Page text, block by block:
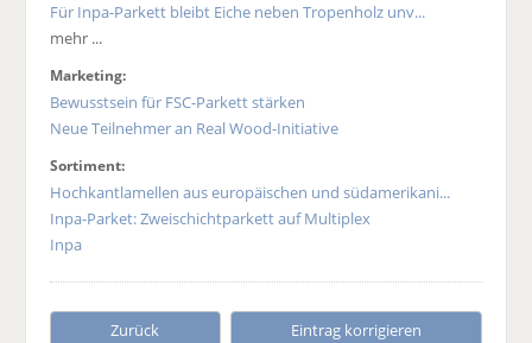
Für Inpa-Parkett bleibt Eiche neben Tropenholz unv...
mehr ...
Marketing:
Bewusstsein für FSC-Parkett stärken
Neue Teilnehmer an Real Wood-Initiative
Sortiment:
Hochkantlamellen aus europäischen und südamerikani...
Inpa-Parket: Zweischichtparkett auf Multiplex
Inpa
Zurück Eintrag korrigieren